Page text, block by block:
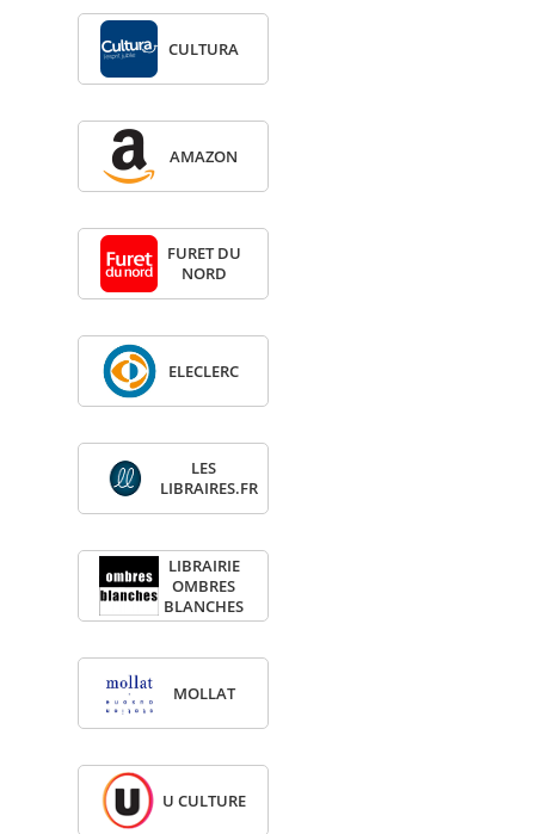
CULTURA
AMA­ZON
FURET DU
NORD
ELE­CLERC
LES
LIBRAIRES.FR
LIBRAI­RIE
OMBRES
BLANCHES
MOL­LAT
U CULTURE